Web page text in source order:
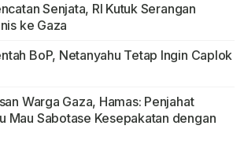
Senjata, RI Kutuk Serangan
ke Gaza
BoP, Netanyahu Tetap Ingin Caplok
Warga Gaza, Hamas: Penjahat
Mau Sabotase Kesepakatan dengan